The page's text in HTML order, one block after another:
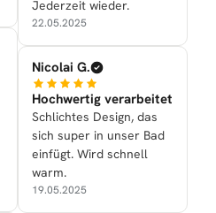
Jederzeit wieder.
22.05.2025
Nicolai G.
Hochwertig verarbeitet
Schlichtes Design, das
sich super in unser Bad
einfügt. Wird schnell
warm.
19.05.2025